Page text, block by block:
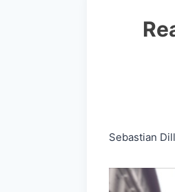
Sebastian